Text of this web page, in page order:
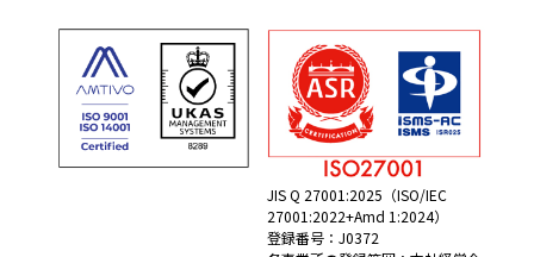
JIS Q 27001:2025（ISO/IEC
27001:2022+Amd 1:2024）
登録番号：J0372